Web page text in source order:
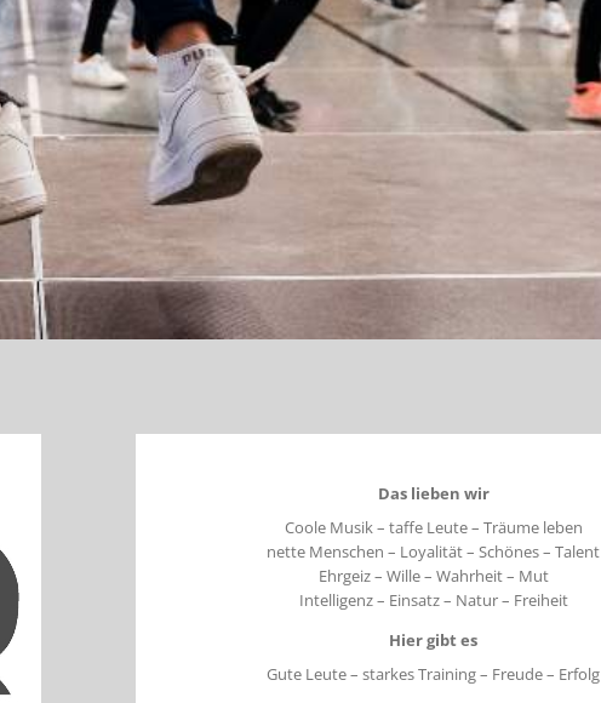
Das lieben wir
Coole Musik – taffe Leute – Träume leben
nette Menschen – Loyalität – Schönes – Talent
Ehrgeiz – Wille – Wahrheit – Mut
Intelligenz – Einsatz – Natur – Freiheit
Hier gibt es
Gute Leute – starkes Training – Freude – Erfolg